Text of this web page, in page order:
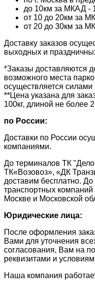
до 10км за МКАД -
от 10 до 20км за
от 20 до 30км за
Доставку заказов
выходных и
*Заказы доставляются
возможного места
осуществляется силами
**Цена указана для
100кг, длиной не более
по России:
Доставки по России
компаниями.
До терминалов ТК
ТК«Возовоз», «ДК
доставим бесплатно.
транспортных компаний
Москве и Московской
Юридические лица:
После оформления
Вами для уточнения
согласования, Вам на
реквизитами и
​Наша компания